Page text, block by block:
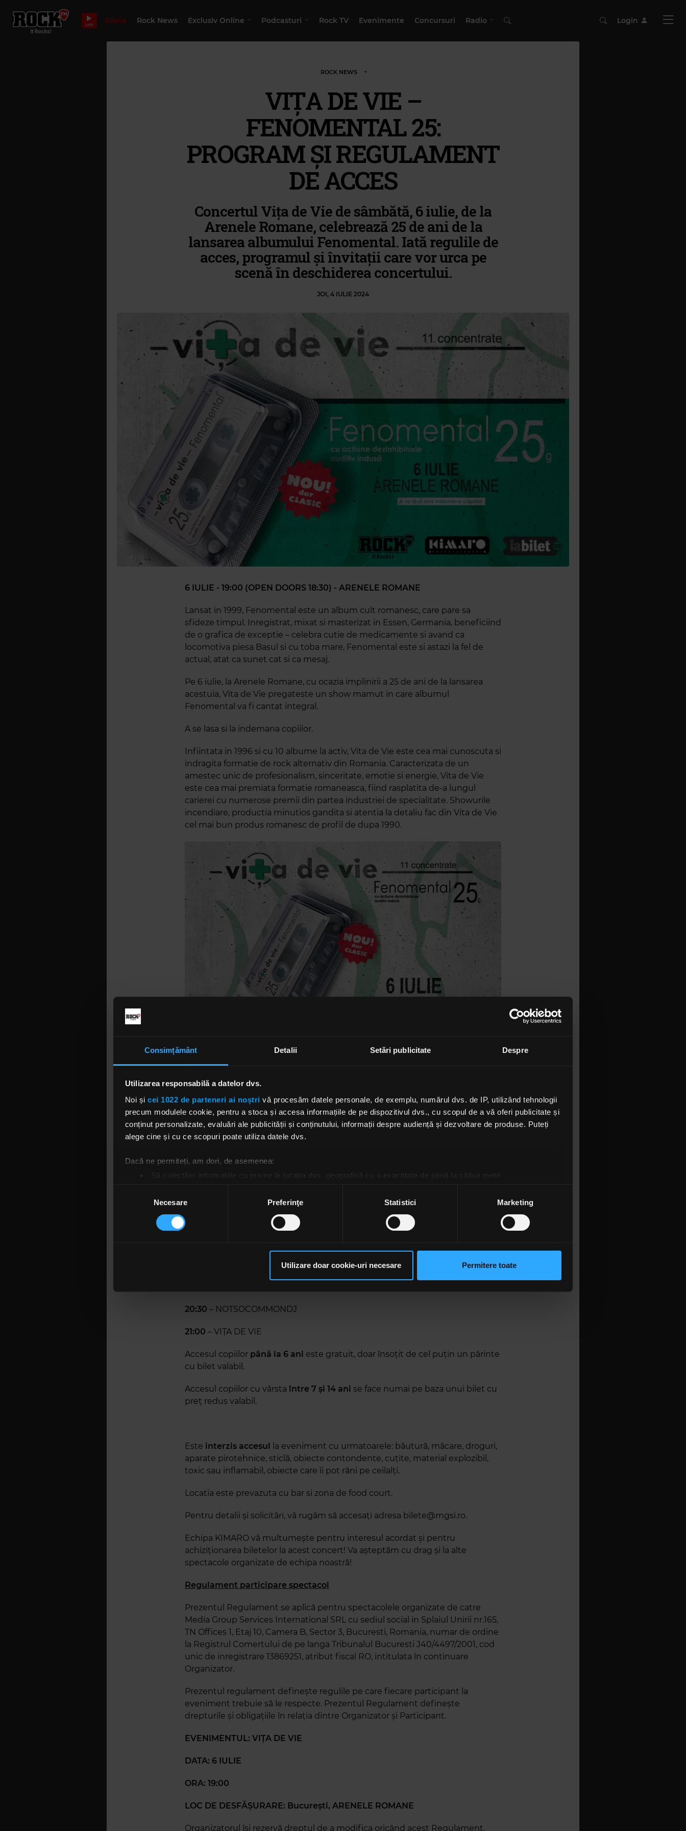
Consimțământ Detalii Setări publicitate Despre
Utilizarea responsabilă a datelor dvs.
Noi și cei 1022 de parteneri ai noștri vă procesăm datele personale, de exemplu, numărul dvs. de IP, utilizând tehnologii
precum modulele cookie, pentru a stoca și accesa informațiile de pe dispozitivul dvs., cu scopul de a vă oferi publicitate și
conținut personalizate, evaluări ale publicității și conținutului, informații despre audiență și dezvoltare de produse. Puteți
alege cine și cu ce scopuri poate utiliza datele dvs.
Dacă ne permiteți, am dori, de asemenea:
Să colectăm informațiile cu privire la locația dvs. geografică cu o exactitate de până la câțiva metri
Găsiți mai multe informații despre procesarea datelor dvs. personale și configurați-vă preferințele la
secțiunea cu detalii
Vă puteți modifica sau retrage oricând acordul din Declarația despre modulele cookie.
traficul. De asemenea, le oferim partenerilor de rețele sociale, de publicitate și de analize informații cu privire la modul în
care folosiți site-ul nostru. Aceștia le pot combina cu alte informații oferite de dvs. sau culese în urma folosirii serviciilor
consimțământului
Necesare Preferinţe Statistici Marketing
Utilizare doar cookie-uri necesare Permitere toate
LIVE Bilete Rock News Exclusiv Online Podcasturi Rock TV Evenimente Concursuri Radio Login
ROCK NEWS
VIȚA DE VIE –
FENOMENTAL 25:
PROGRAM ŞI REGULAMENT
DE ACCES
Concertul Vița de Vie de sâmbătă, 6 iulie, de la
Arenele Romane, celebrează 25 de ani de la
lansarea albumului Fenomental. Iată regulile de
acces, programul și învitații care vor urca pe
scenă în deschiderea concertului.
JOI, 4 IULIE 2024
6 IULIE - 19:00 (OPEN DOORS 18:30) - ARENELE ROMANE
Lansat in 1999, Fenomental este un album cult romanesc, care pare sa
sfideze timpul. Inregistrat, mixat si masterizat in Essen, Germania, beneficiind
de o grafica de exceptie – celebra cutie de medicamente si avand ca
locomotiva piesa Basul si cu toba mare, Fenomental este si astazi la fel de
actual, atat ca sunet cat si ca mesaj.
Pe 6 iulie, la Arenele Romane, cu ocazia implinirii a 25 de ani de la lansarea
acestuia, Vita de Vie pregateste un show mamut in care albumul
Fenomental va fi cantat integral.
A se lasa si la indemana copiilor.
Infiintata in 1996 si cu 10 albume la activ, Vita de Vie este cea mai cunoscuta si
indragita formatie de rock alternativ din Romania. Caracterizata de un
amestec unic de profesionalism, sinceritate, emotie si energie, Vita de Vie
este cea mai premiata formatie romaneasca, fiind rasplatita de-a lungul
carierei cu numerose premii din partea industriei de specialitate. Showurile
incendiare, productia minutios gandita si atentia la detaliu fac din Vita de Vie
cel mai bun produs romanesc de profil de dupa 1990.
PROGRAM ŞI REGULAMENT DE ACCES
18:45 – NOTSOCOMMONDJ
– NOTSOCOMMONDJ
20:30 – NOTSOCOMMONDJ
21:00 – VIȚA DE VIE
Accesul copiilor pânǎ la 6 ani este gratuit, doar însoțit de cel puțin un pǎrinte
cu bilet valabil.
Accesul copiilor cu vârsta între 7 și 14 ani se face numai pe baza unui bilet cu
preț redus valabil.
Este interzis accesul
la eveniment cu urmatoarele: bǎuturǎ, mâcare, droguri,
aparate pirotehnice, sticlă, obiecte contondente, cuţite, material explozibil,
toxic sau inflamabil, obiecte care îi pot răni pe ceilalţi.
Locatia este prevazuta cu bar si zona de food court.
Pentru detalii și solicitǎri, vǎ rugǎm sǎ accesați adresa bilete@mgsi.ro.
Echipa KIMARO vǎ multumește pentru interesul acordat și pentru
achiziționarea biletelor la acest concert! Va așteptăm cu drag și la alte
spectacole organizate de echipa noastră!
Regulament participare spectacol
Prezentul Regulament se aplică pentru spectacolele organizate de catre
Media Group Services International SRL cu sediul social in Splaiul Unirii nr.165,
TN Offices 1, Etaj 10, Camera B, Sector 3, Bucuresti, Romania, numar de ordine
la Registrul Comertului de pe langa Tribunalul Bucuresti J40/4497/2001, cod
unic de inregistrare 13869251, atribut fiscal RO, intitulata în continuare
Organizator.
Prezentul regulament defineşte regulile pe care fiecare participant la
eveniment trebuie să le respecte. Prezentul Regulament defineşte
drepturile şi obligaţiile în relaţia dintre Organizator şi Participant.
EVENIMENTUL: VIȚA DE VIE
DATA: 6 IULIE
ORA: 19:00
LOC DE DESFĂȘURARE: Bucureşti, ARENELE ROMANE
Organizatorul îşi rezervă dreptul de a modifica oricând acest Regulament,